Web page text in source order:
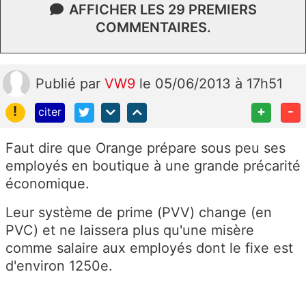
AFFICHER LES 29 PREMIERS
COMMENTAIRES.
Publié par VW9 le 05/06/2013 à 17h51
!
citer + -
Faut dire que Orange prépare sous peu ses
employés en boutique à une grande précarité
économique.
Leur système de prime (PVV) change (en
PVC) et ne laissera plus qu'une misère
comme salaire aux employés dont le fixe est
d'environ 1250e.